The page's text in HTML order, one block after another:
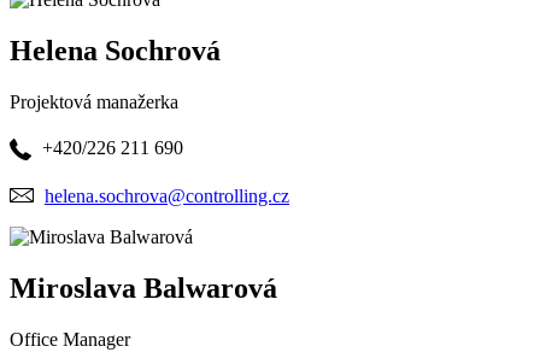
Helena Sochrová
Projektová manažerka
+420/226 211 690
helena.sochrova@controlling.cz
Miroslava Balwarová
Office Manager